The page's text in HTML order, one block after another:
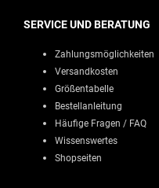
SERVICE UND BERATUNG
Zahlungsmöglichkeiten
Versandkosten
Größentabelle
Bestellanleitung
Häufige Fragen / FAQ
Wissenswertes
Shopseiten